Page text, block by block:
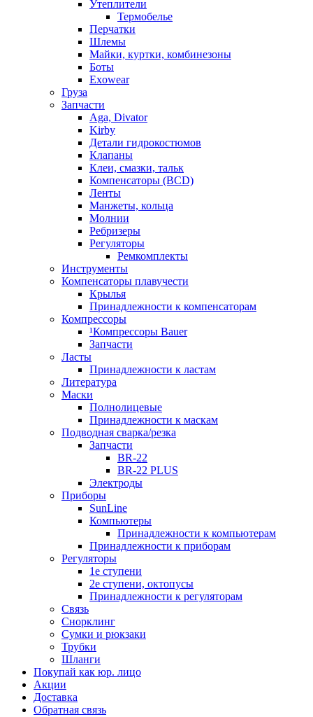
Утеплители
Термобелье
Перчатки
Шлемы
Майки, куртки, комбинезоны
Боты
Exowear
Груза
Запчасти
Aga, Divator
Kirby
Детали гидрокостюмов
Клапаны
Клеи, смазки, тальк
Компенсаторы (BCD)
Ленты
Манжеты, кольца
Молнии
Ребризеры
Регуляторы
Ремкомплекты
Инструменты
Компенсаторы плавучести
Крылья
Принадлежности к компенсаторам
Компрессоры
¹Компрессоры Bauer
Запчасти
Ласты
Принадлежности к ластам
Литература
Маски
Полнолицевые
Принадлежности к маскам
Подводная сварка/резка
Запчасти
BR-22
BR-22 PLUS
Электроды
Приборы
SunLine
Компьютеры
Принадлежности к компьютерам
Принадлежности к приборам
Регуляторы
1е ступени
2е ступени, октопусы
Принадлежности к регуляторам
Связь
Снорклинг
Сумки и рюкзаки
Трубки
Шланги
Покупай как юр. лицо
Акции
Доставка
Обратная связь